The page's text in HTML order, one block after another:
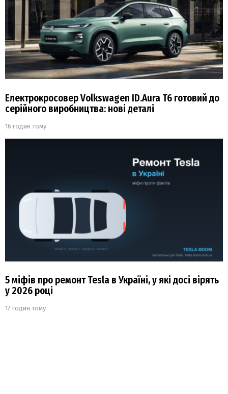
Електрокросовер Volkswagen ID.Aura T6 готовий до
серійного виробництва: нові деталі
16 годин тому
5 міфів про ремонт Tesla в Україні, у які досі вірять
у 2026 році
17 годин тому